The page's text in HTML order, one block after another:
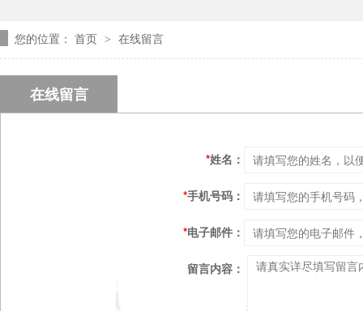
您的位置： 首页 > 在线留言
在线留言
*姓名：
*手机号码：
*电子邮件：
留言内容：